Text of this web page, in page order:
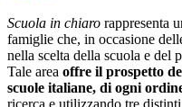
Scuola in chiaro rappresenta
famiglie che, in occasione
nella scelta della scuola e del
Tale area offre il prospetto
scuole italiane, di ogni
ricerca e utilizzando tre